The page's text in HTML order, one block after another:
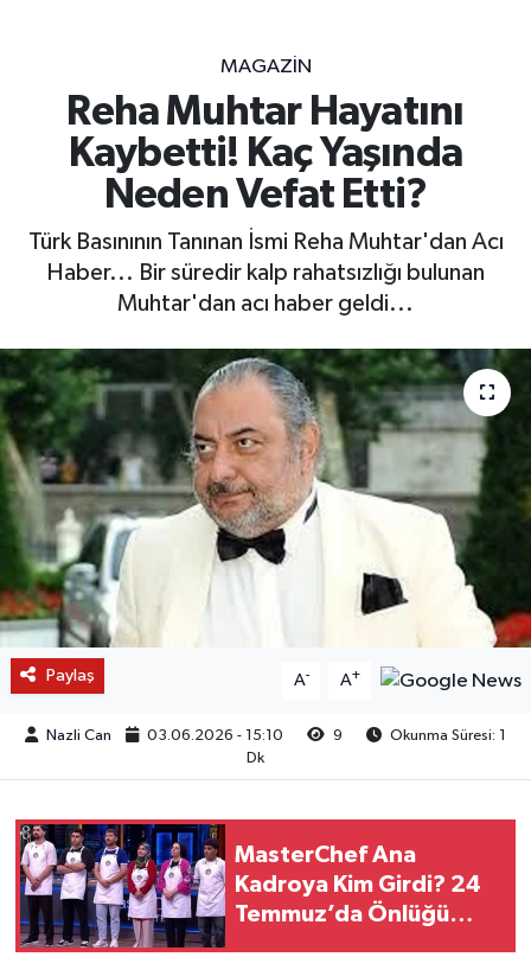
MAGAZİN
Reha Muhtar Hayatını
Kaybetti! Kaç Yaşında
Neden Vefat Etti?
Türk Basınının Tanınan İsmi Reha Muhtar'dan Acı
Haber... Bir süredir kalp rahatsızlığı bulunan
Muhtar'dan acı haber geldi...
Paylaş A- A+
Nazli Can 03.06.2026 - 15:10 9
Okunma Süresi: 1
Dk
MasterChef Ana
Kadroya Kim Girdi? 24
Temmuz’da Önlüğü